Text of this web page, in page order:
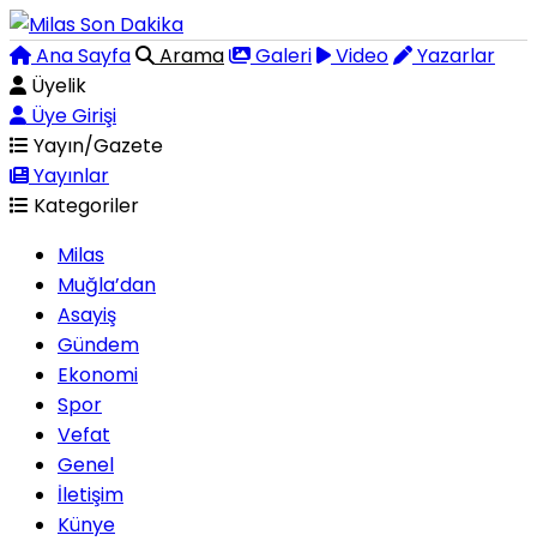
Ana Sayfa Arama Galeri Video
Yazarlar
Üyelik
Üye Girişi
Yayın/Gazete
Yayınlar
Kategoriler
Milas
Muğla’dan
Asayiş
Gündem
Ekonomi
Spor
Vefat
Genel
İletişim
Künye